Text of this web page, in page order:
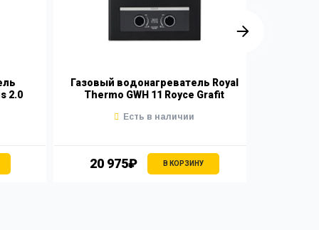
2.0
Газовый водонагреватель Royal
Thermo GWH 11 Royce Grafit
20 975₽ В КОРЗИНУ
Есть в наличии